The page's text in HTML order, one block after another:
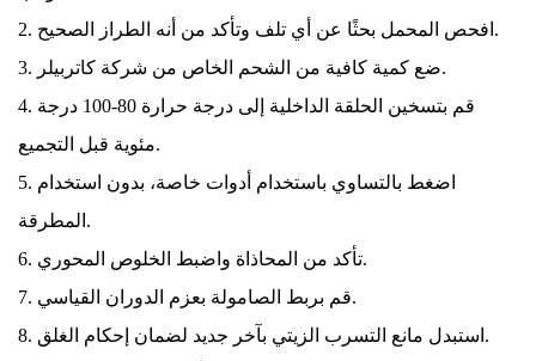
2. افحص المحمل بحثًا عن أي تلف وتأكد من أنه الطراز الصحيح.
3. ضع كمية كافية من الشحم الخاص من شركة كاتربيلر.
4. قم بتسخين الحلقة الداخلية إلى درجة حرارة 80-100 درجة
مئوية قبل التجميع.
5. اضغط بالتساوي باستخدام أدوات خاصة، بدون استخدام
المطرقة.
6. تأكد من المحاذاة واضبط الخلوص المحوري.
7. قم بربط الصامولة بعزم الدوران القياسي.
8. استبدل مانع التسرب الزيتي بآخر جديد لضمان إحكام الغلق.